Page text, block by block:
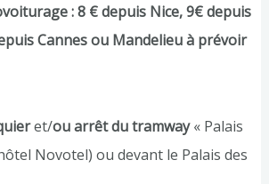
: 8 € depuis Nice, 9€ depuis
Cannes ou Mandelieu à prévoir
et/ou arrêt du tramway« Palais
Novotel) ou devant le Palais des